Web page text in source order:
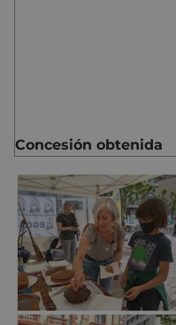
Concesión obtenida